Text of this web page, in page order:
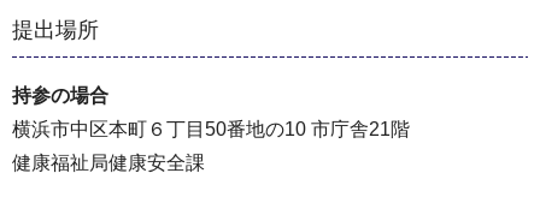
提出場所
持参の場合
横浜市中区本町６丁目50番地の10 市庁舎21階
健康福祉局健康安全課